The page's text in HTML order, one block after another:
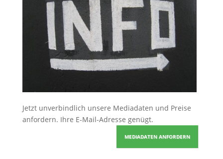
Jetzt unverbindlich unsere Mediadaten und Preise
anfordern. Ihre E-Mail-Adresse genügt.
MEDIADATEN ANFORDERN